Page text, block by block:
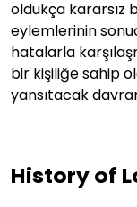
oldukça kararsız
eylemlerinin
hatalarla
bir kişiliğe sahip
yansıtacak
History of